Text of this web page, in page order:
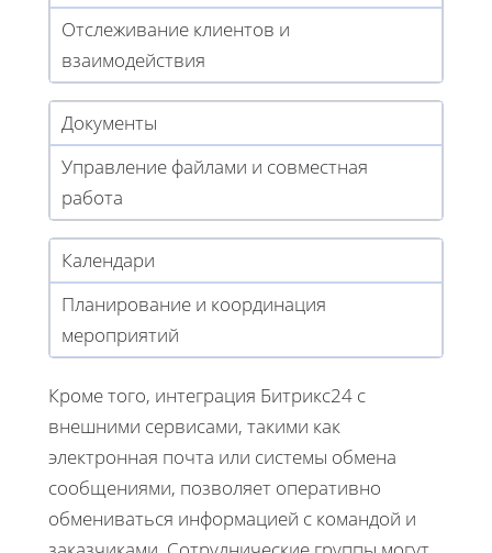
Отслеживание клиентов и
взаимодействия
Документы
Управление файлами и совместная
работа
Календари
Планирование и координация
мероприятий
Кроме того, интеграция Битрикс24 с
внешними сервисами, такими как
электронная почта или системы обмена
сообщениями, позволяет оперативно
обмениваться информацией с командой и